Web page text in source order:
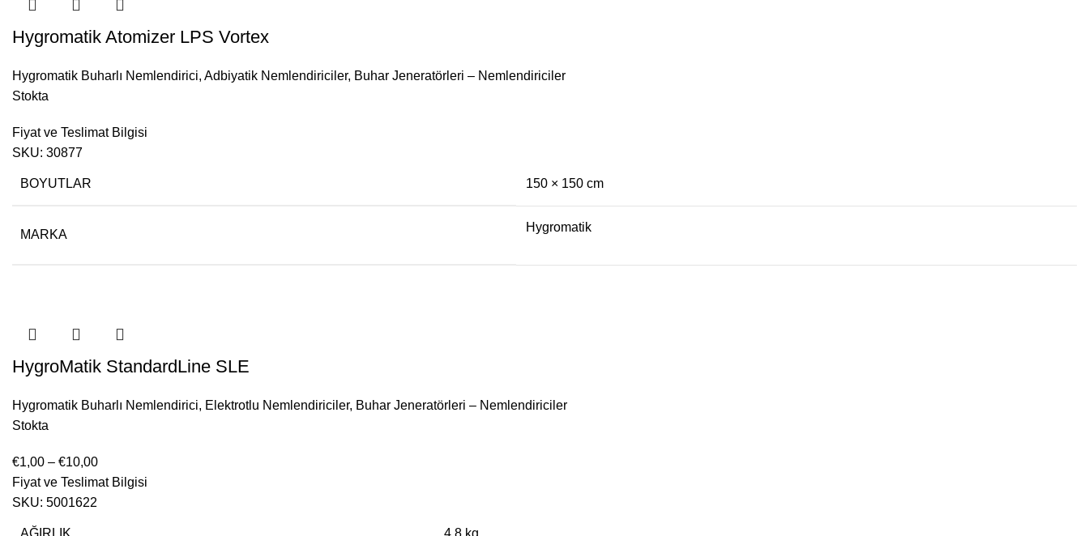
Hygromatik Atomizer LPS Vortex
Hygromatik Buharlı Nemlendirici, Adbiyatik Nemlendiriciler, Buhar Jeneratörleri – Nemlendiriciler
Stokta
Fiyat ve Teslimat Bilgisi
SKU: 30877
BOYUTLAR 150 × 150 cm
MARKA
Hygromatik
HygroMatik StandardLine SLE
Hygromatik Buharlı Nemlendirici, Elektrotlu Nemlendiriciler, Buhar Jeneratörleri – Nemlendiriciler
Stokta
€1,00 – €10,00
Fiyat ve Teslimat Bilgisi
SKU: 5001622
AĞIRLIK 4,8 kg